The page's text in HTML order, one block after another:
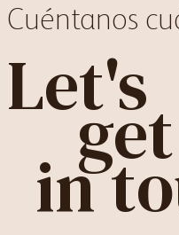
Cuéntanos
Let's
get
in